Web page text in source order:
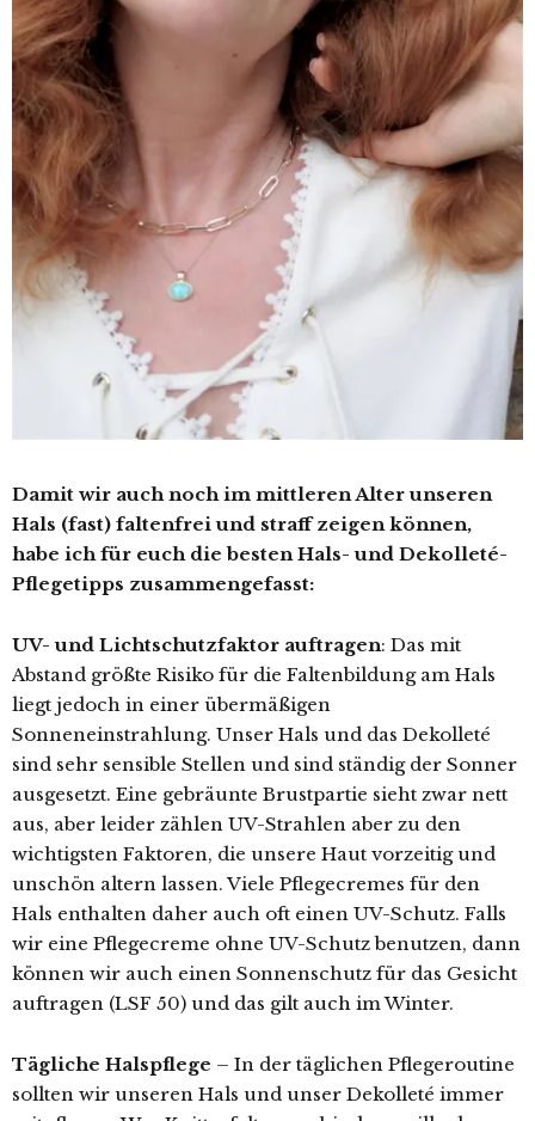
Damit wir auch noch im mittleren Alter unseren
Hals (fast) faltenfrei und straff zeigen können,
habe ich für euch die besten Hals- und Dekolleté-
Pflegetipps zusammengefasst:
UV- und Lichtschutzfaktor auftragen: Das mit
Abstand größte Risiko für die Faltenbildung am Hals
liegt jedoch in einer übermäßigen
Sonneneinstrahlung. Unser Hals und das Dekolleté
sind sehr sensible Stellen und sind ständig der Sonner
ausgesetzt. Eine gebräunte Brustpartie sieht zwar nett
aus, aber leider zählen UV-Strahlen aber zu den
wichtigsten Faktoren, die unsere Haut vorzeitig und
unschön altern lassen. Viele Pflegecremes für den
Hals enthalten daher auch oft einen UV-Schutz. Falls
wir eine Pflegecreme ohne UV-Schutz benutzen, dann
können wir auch einen Sonnenschutz für das Gesicht
auftragen (LSF 50) und das gilt auch im Winter.
Tägliche Halspflege – In der täglichen Pflegeroutine
sollten wir unseren Hals und unser Dekolleté immer